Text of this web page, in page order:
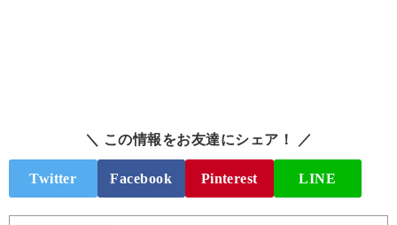
＼ この情報をお友達にシェア！ ／
Twitter Facebook Pinterest LINE